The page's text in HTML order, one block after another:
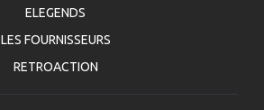
ELEGENDS
LES FOURNISSEURS
RETROACTION